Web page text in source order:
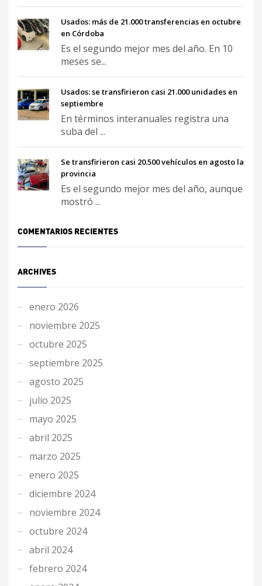
Usados: más de 21.000 transferencias en octubre
en Córdoba
Es el segundo mejor mes del año. En 10
meses se...
Usados: se transfirieron casi 21.000 unidades en
septiembre
En términos interanuales registra una
suba del ...
Se transfirieron casi 20.500 vehículos en agosto la
provincia
Es el segundo mejor mes del año, aunque
mostró ...
COMENTARIOS RECIENTES
ARCHIVES
enero 2026
noviembre 2025
octubre 2025
septiembre 2025
agosto 2025
julio 2025
mayo 2025
abril 2025
marzo 2025
enero 2025
diciembre 2024
noviembre 2024
octubre 2024
abril 2024
febrero 2024